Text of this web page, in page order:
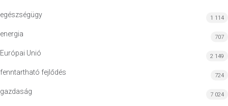
egészségügy 1 114
energia 707
Európai Unió 2 149
fenntartható fejlődés 724
gazdaság 7 024